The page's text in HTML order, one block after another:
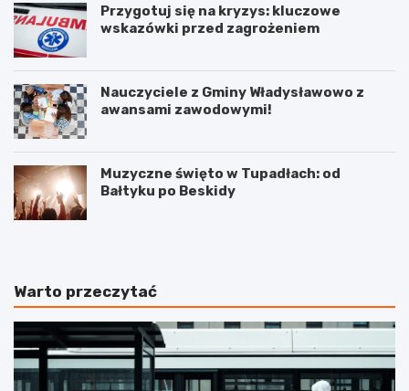
Przygotuj się na kryzys: kluczowe
wskazówki przed zagrożeniem
Nauczyciele z Gminy Władysławowo z
awansami zawodowymi!
Muzyczne święto w Tupadłach: od
Bałtyku po Beskidy
Warto przeczytać